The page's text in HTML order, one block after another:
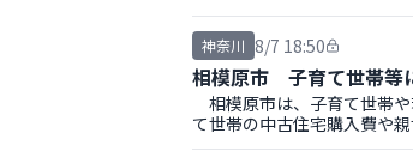
神奈川 8/7 18:50
相模原市 子育て世帯等
相模原市は、子育て世帯
て世帯の中古住宅購入費や